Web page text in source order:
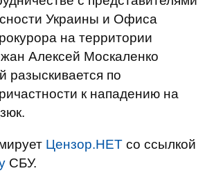
Украины и Офиса
на территории
Алексей Москаленко
разыскивается по
к нападению на
Цензор.НЕТ со ссылкой
СБУ.